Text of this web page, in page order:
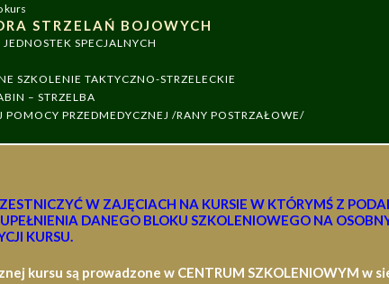
kurs
STRZELAŃ BOJOWYCH
SPECJALNYCH
SZKOLENIE TAKTYCZNO-STRZELECKIE
– STRZELBA
POMOCY PRZEDMEDYCZNEJ /RANY POSTRZAŁOWE/
W ZAJĘCIACH NA KURSIE W KTÓRYMŚ Z
DANEGO BLOKU SZKOLENIOWEGO NA
KURSU.
kursu są prowadzone w CENTRUM SZKOLENIOWYM w